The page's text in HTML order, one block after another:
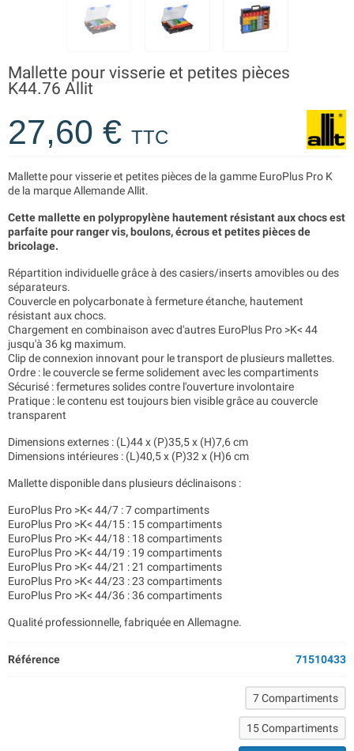
Mallette pour visserie et petites pièces
K44.76 Allit
27,60 € TTC
Mallette pour visserie et petites pièces de la gamme EuroPlus Pro K
de la marque Allemande Allit.
Cette mallette en polypropylène hautement résistant aux chocs est
parfaite pour ranger vis, boulons, écrous et petites pièces de
bricolage.
Répartition individuelle grâce à des casiers/inserts amovibles ou des
séparateurs.
Couvercle en polycarbonate à fermeture étanche, hautement
résistant aux chocs.
Chargement en combinaison avec d'autres EuroPlus Pro >K< 44
jusqu'à 36 kg maximum.
Clip de connexion innovant pour le transport de plusieurs mallettes.
Ordre : le couvercle se ferme solidement avec les compartiments
Sécurisé : fermetures solides contre l'ouverture involontaire
Pratique : le contenu est toujours bien visible grâce au couvercle
transparent
Dimensions externes : (L)44 x (P)35,5 x (H)7,6 cm
Dimensions intérieures : (L)40,5 x (P)32 x (H)6 cm
Mallette disponible dans plusieurs déclinaisons :
EuroPlus Pro >K< 44/7 : 7 compartiments
EuroPlus Pro >K< 44/15 : 15 compartiments
EuroPlus Pro >K< 44/18 : 18 compartiments
EuroPlus Pro >K< 44/19 : 19 compartiments
EuroPlus Pro >K< 44/21 : 21 compartiments
EuroPlus Pro >K< 44/23 : 23 compartiments
EuroPlus Pro >K< 44/36 : 36 compartiments
Qualité professionnelle, fabriquée en Allemagne.
Référence 71510433
7 Compartiments
15 Compartiments